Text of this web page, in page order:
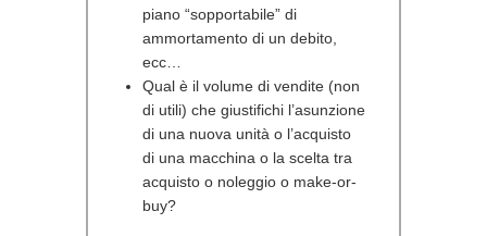
piano “sopportabile” di
ammortamento di un debito,
ecc…
Qual è il volume di vendite (non
di utili) che giustifichi l’asunzione
di una nuova unità o l’acquisto
di una macchina o la scelta tra
acquisto o noleggio o make-or-
buy?